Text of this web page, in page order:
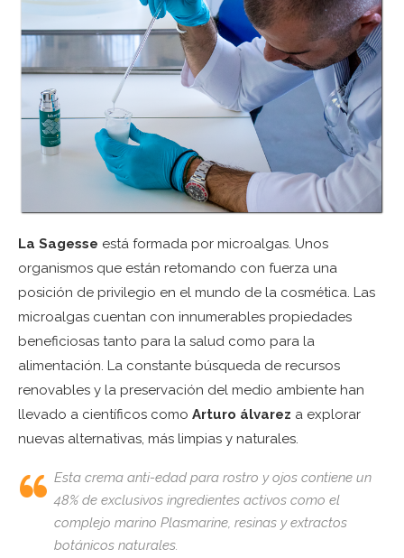
La Sagesse está formada por microalgas. Unos
organismos que están retomando con fuerza una
posición de privilegio en el mundo de la cosmética. Las
microalgas cuentan con innumerables propiedades
beneficiosas tanto para la salud como para la
alimentación. La constante búsqueda de recursos
renovables y la preservación del medio ambiente han
llevado a científicos como Arturo álvarez a explorar
nuevas alternativas, más limpias y naturales.
Esta crema anti-edad para rostro y ojos contiene un
48% de exclusivos ingredientes activos como el
complejo marino Plasmarine, resinas y extractos
botánicos naturales.